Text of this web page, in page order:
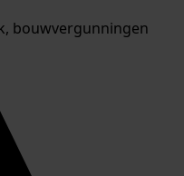
bouwvergunningen